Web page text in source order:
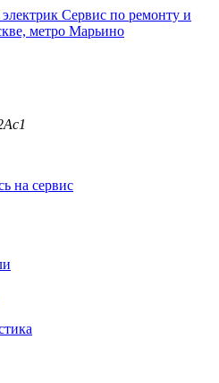
Сервис по ремонту и
метро Марьино
на сервис